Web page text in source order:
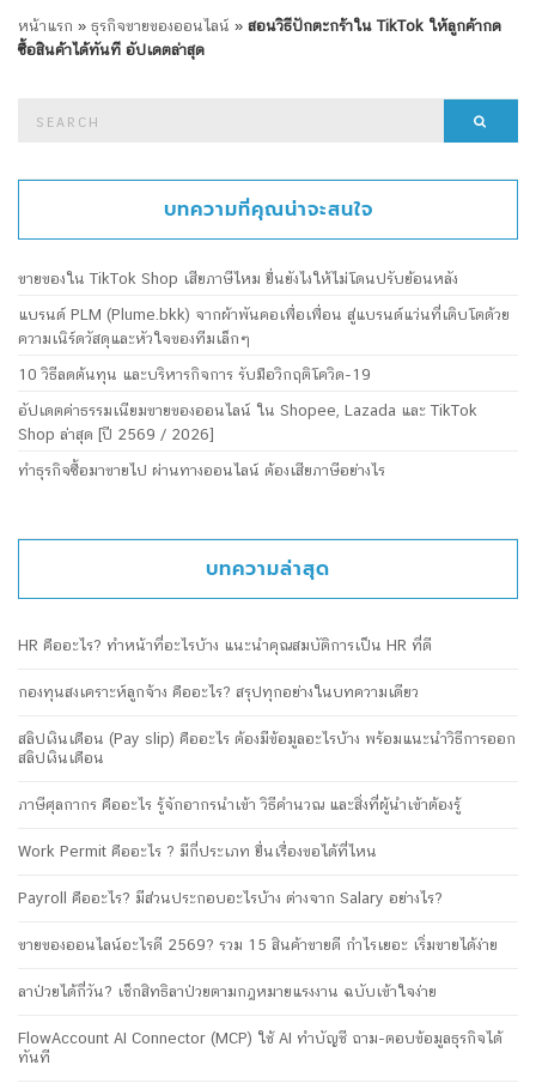
หน้าแรก » ธุรกิจขายของออนไลน์ » สอนวิธีปักตะกร้าใน TikTok ให้ลูกค้ากด
ซื้อสินค้าได้ทันที อัปเดตล่าสุด
บทความที่คุณน่าจะสนใจ
ขายของใน TikTok Shop เสียภาษีไหม ยื่นยังไงให้ไม่โดนปรับย้อนหลัง
แบรนด์ PLM (Plume.bkk) จากผ้าพันคอเพื่อเพื่อน สู่แบรนด์แว่นที่เติบโตด้วย
ความเนิร์ดวัสดุและหัวใจของทีมเล็กๆ
10 วิธีลดต้นทุน และบริหารกิจการ รับมือวิกฤติโควิด-19
อัปเดตค่าธรรมเนียมขายของออนไลน์ ใน Shopee, Lazada และ TikTok
Shop ล่าสุด [ปี 2569 / 2026]
ทำธุรกิจซื้อมาขายไป ผ่านทางออนไลน์ ต้องเสียภาษีอย่างไร
บทความล่าสุด
HR คืออะไร? ทำหน้าที่อะไรบ้าง แนะนำคุณสมบัติการเป็น HR ที่ดี
กองทุนสงเคราะห์ลูกจ้าง คืออะไร? สรุปทุกอย่างในบทความเดียว
สลิปเงินเดือน (Pay slip) คืออะไร ต้องมีข้อมูลอะไรบ้าง พร้อมแนะนำวิธีการออก
สลิปเงินเดือน
ภาษีศุลกากร คืออะไร รู้จักอากรนำเข้า วิธีคำนวณ และสิ่งที่ผู้นำเข้าต้องรู้
Work Permit คืออะไร ? มีกี่ประเภท ยื่นเรื่องขอได้ที่ไหน
Payroll คืออะไร? มีส่วนประกอบอะไรบ้าง ต่างจาก Salary อย่างไร?
ขายของออนไลน์อะไรดี 2569? รวม 15 สินค้าขายดี กำไรเยอะ เริ่มขายได้ง่าย
ลาป่วยได้กี่วัน? เช็กสิทธิลาป่วยตามกฎหมายแรงงาน ฉบับเข้าใจง่าย
FlowAccount AI Connector (MCP) ใช้ AI ทำบัญชี ถาม-ตอบข้อมูลธุรกิจได้
ทันที